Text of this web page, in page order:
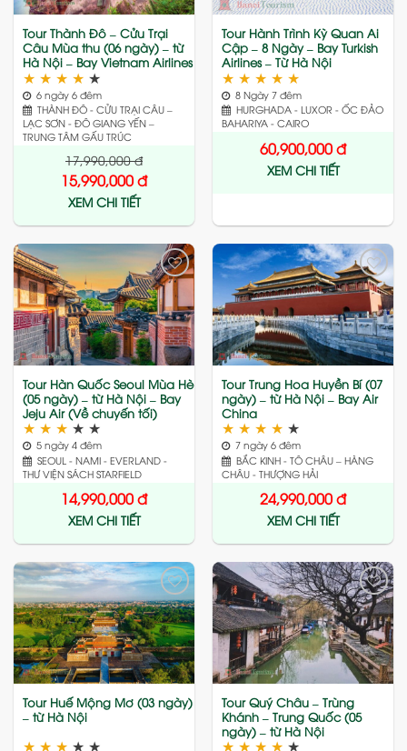
Tour Thành Đô – Cửu Trại
Câu Mùa thu (06 ngày) – từ
Hà Nội – Bay Vietnam Airlines
★ ★ ★ ★ ★
6 ngày 6 đêm
THÀNH ĐÔ - CỬU TRẠI CÂU –
LẠC SƠN - ĐÔ GIANG YẾN –
TRUNG TÂM GẤU TRÚC
17,990,000đ
15,990,000đ
XEM CHI TIẾT
Tour Hành Trình Kỳ Quan Ai
Cập – 8 Ngày – Bay Turkish
Airlines – Từ Hà Nội
★ ★ ★ ★ ★
8 Ngày 7 đêm
HURGHADA - LUXOR - ỐC ĐẢO
BAHARIYA - CAIRO
60,900,000đ
XEM CHI TIẾT
Add
wishlist
Tour Hàn Quốc Seoul Mùa Hè
(05 ngày) – từ Hà Nội – Bay
Jeju Air (Về chuyến tối)
★ ★ ★ ★ ★
5 ngày 4 đêm
SEOUL - NAMI - EVERLAND -
THƯ VIỆN SÁCH STARFIELD
14,990,000đ
XEM CHI TIẾT
Add
to
wishlist
Tour Trung Hoa Huyền Bí (07
ngày) – từ Hà Nội – Bay Air
China
★ ★ ★ ★ ★
7 ngày 6 đêm
BẮC KINH - TÔ CHÂU – HÀNG
CHÂU - THƯỢNG HẢI
24,990,000đ
XEM CHI TIẾT
Add
to
wishlist
Tour Huế Mộng Mơ (03 ngày)
– từ Hà Nội
★ ★ ★ ★ ★
Add
to
wishlist
Tour Quý Châu – Trùng
Khánh – Trung Quốc (05
ngày) – từ Hà Nội
★ ★ ★ ★ ★